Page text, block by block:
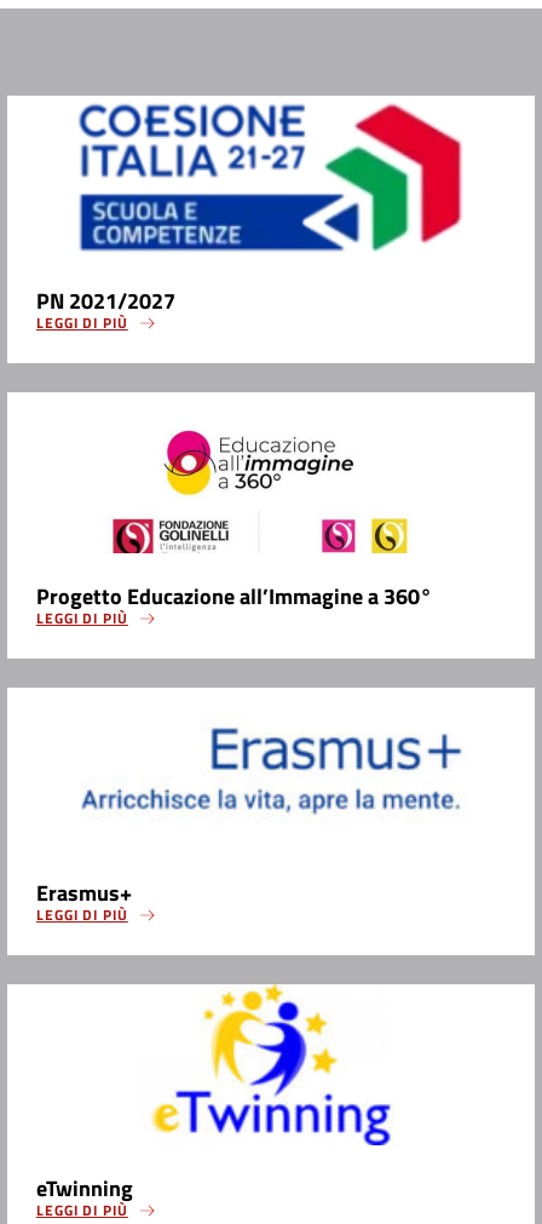
PN 2021/2027
LEGGI DI PIÙ
Progetto Educazione all’Immagine a 360°
LEGGI DI PIÙ
Erasmus+
LEGGI DI PIÙ
eTwinning
LEGGI DI PIÙ